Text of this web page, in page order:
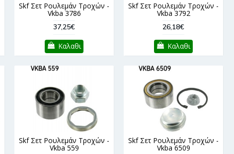
Skf Σετ Ρουλεμάν Τροχών -
Vkba 3786
37,25€
Καλαθι
Skf Σετ Ρουλεμάν Τροχών -
Vkba 3792
26,18€
Καλαθι
Skf Σετ Ρουλεμάν Τροχών -
Vkba 559
Skf Σετ Ρουλεμάν Τροχών -
Vkba 6509